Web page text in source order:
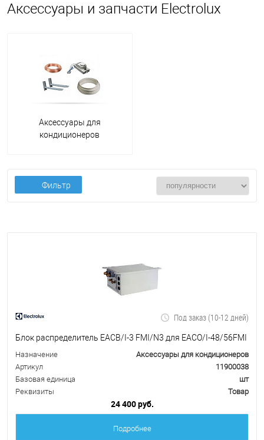
Аксессуары и запчасти Electrolux
Аксессуары для
кондиционеров
Фильтр
Под заказ (10-12 дней)
Блок распределитель EACB/I-3 FMI/N3 для EACO/I-48/56FMI
Назначение
Аксессуары для кондиционеров
Артикул
11900038
Базовая единица
шт
Реквизиты
Товар
24 400 руб.
Подробнее